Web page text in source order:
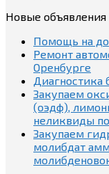
Новые объявления
Помощь на
Ремонт
Оренбурге
Диагностика
Закупаем
(оэдф),
неликвиды
Закупаем
молибдат